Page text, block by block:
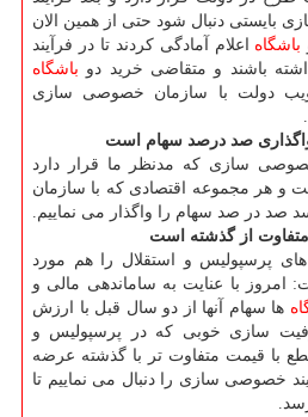
بایستی دنبال شود حتی از همین الان
باشگاه اعلام آمادگی كردند تا در فرآیند
باشند و متقاضی خرید دو باشگاه
دولت با سازمان خصوصی سازی
صد درصد سهام است
سازی كه مدنظر ما قرار دارد
و هر مجموعه اقتصادی كه با سازمان
در صد سهام را واگذار می نماییم.
از گذشته است
های پرسپولیس و استقلال را هم مورد
امروز با عنایت به ساماندهی مالی و
ها سهام آنها از دو سال قبل با ارزش
سازی خوبی كه در پرسپولیس و
با قیمت متفاوت تر با گذشته عرضه
خصوصی سازی را دنبال می نماییم تا